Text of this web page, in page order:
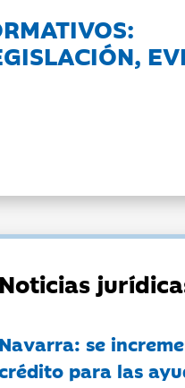
Noticias
Navarra: se
para las